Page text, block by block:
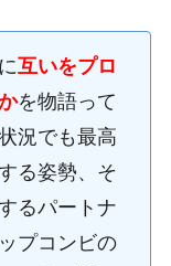
互いをプロ
を物語って
況でも最高
る姿勢、そ
るパートナ
プコンビの